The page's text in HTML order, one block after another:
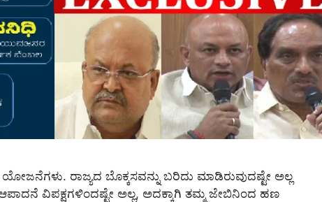
ರಾಜ್ಯದ ಬೊಕ್ಕಸವನ್ನು ಬರಿದು ಮಾಡಿರುವುದಷ್ಟೇ ಅಲ್ಲ
ವಿಪಕ್ಷಗಳಿಂದಷ್ಟೇ ಅಲ್ಲ, ಅದಕ್ಕಾಗಿ ತಮ್ಮ ಜೇಬಿನಿಂದ ಹಣ